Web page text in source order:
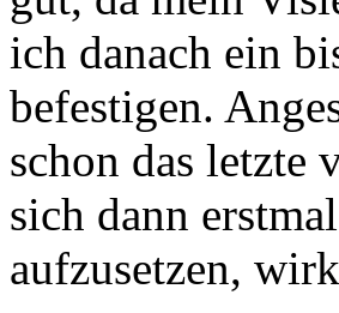
ich danach ein
befestigen.
schon das letzte
sich dann
aufzusetzen,